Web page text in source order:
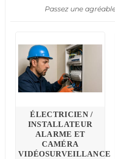
Passez une
ÉLECTRICIEN /
INSTALLATEUR
ALARME ET
CAMÉRA
VIDÉOSURVEILLANCE